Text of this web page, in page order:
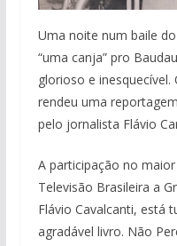
Uma noite num baile
“uma canja” pro
glorioso e
rendeu uma
pelo jornalista Flávio
A participação no
Televisão Brasileira a
Flávio Cavalcanti, está
agradável livro. Não